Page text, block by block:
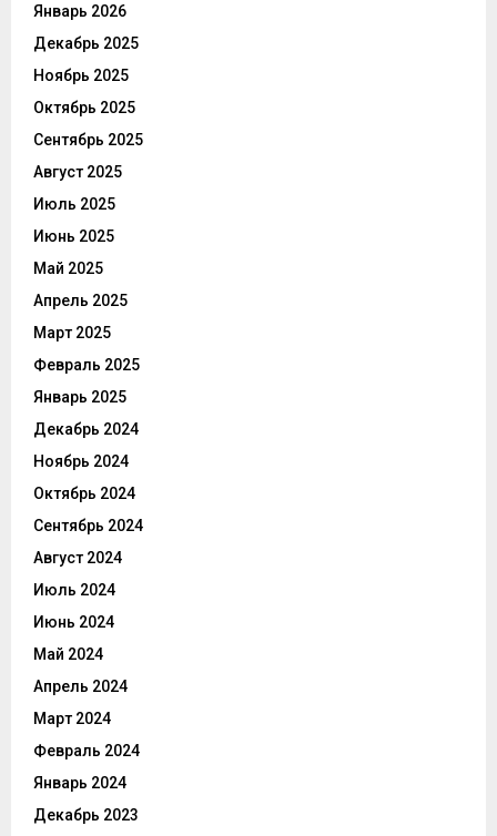
Январь 2026
Декабрь 2025
Ноябрь 2025
Октябрь 2025
Сентябрь 2025
Август 2025
Июль 2025
Июнь 2025
Май 2025
Апрель 2025
Март 2025
Февраль 2025
Январь 2025
Декабрь 2024
Ноябрь 2024
Октябрь 2024
Сентябрь 2024
Август 2024
Июль 2024
Июнь 2024
Май 2024
Апрель 2024
Март 2024
Февраль 2024
Январь 2024
Декабрь 2023